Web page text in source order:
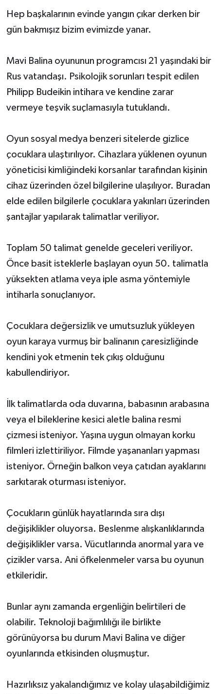
Hep başkalarının evinde yangın çıkar derken bir
gün bakmışız bizim evimizde yanar.
Mavi Balina oyununun programcısı 21 yaşındaki bir
Rus vatandaşı. Psikolojik sorunları tespit edilen
Philipp Budeikin intihara ve kendine zarar
vermeye teşvik suçlamasıyla tutuklandı.
Oyun sosyal medya benzeri sitelerde gizlice
çocuklara ulaştırılıyor. Cihazlara yüklenen oyunun
yöneticisi kimliğindeki korsanlar tarafından kişinin
cihaz üzerinden özel bilgilerine ulaşılıyor. Buradan
elde edilen bilgilerle çocuklara yakınları üzerinden
şantajlar yapılarak talimatlar veriliyor.
Toplam 50 talimat genelde geceleri veriliyor.
Önce basit isteklerle başlayan oyun 50. talimatla
yüksekten atlama veya iple asma yöntemiyle
intiharla sonuçlanıyor.
Çocuklara değersizlik ve umutsuzluk yükleyen
oyun karaya vurmuş bir balinanın çaresizliğinde
kendini yok etmenin tek çıkış olduğunu
kabullendiriyor.
İlk talimatlarda oda duvarına, babasının arabasına
veya el bileklerine kesici aletle balina resmi
çizmesi isteniyor. Yaşına uygun olmayan korku
filmleri izlettiriliyor. Filmde yaşananları yapması
isteniyor. Örneğin balkon veya çatıdan ayaklarını
sarkıtarak oturması isteniyor.
Çocukların günlük hayatlarında sıra dışı
değişiklikler oluyorsa. Beslenme alışkanlıklarında
değişiklikler varsa. Vücutlarında anormal yara ve
çizikler varsa. Ani öfkelenmeler varsa bu oyunun
etkileridir.
Bunlar aynı zamanda ergenliğin belirtileri de
olabilir. Teknoloji bağımlılığı ile birlikte
görünüyorsa bu durum Mavi Balina ve diğer
oyunlarında etkisinden oluşmuştur.
Hazırlıksız yakalandığımız ve kolay ulaşabildiğimiz